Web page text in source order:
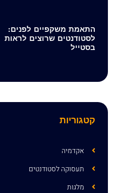
התאמת משקפיים לפנים:
לסטודנטים שרוצים לראות
בסטייל
קטגוריות
אקדמיה
תעסוקה לסטודנטים
מלגות